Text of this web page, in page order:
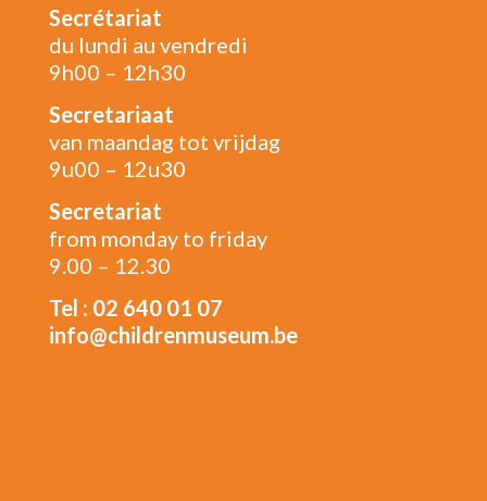
Secrétariat
du lundi au vendredi
9h00 – 12h30
Secretariaat
van maandag tot vrijdag
9u00 – 12u30
Secretariat
from monday to friday
9.00 – 12.30
Tel : 02 640 01 07
info@childrenmuseum.be